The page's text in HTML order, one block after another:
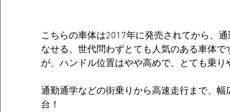
こちらの車体は2017年に発売されてから、
なせる、世代問わずとても人気のある車体
が、ハンドル位置はやや高めで、とても乗
通勤通学などの街乗りから高速走行まで、
台！